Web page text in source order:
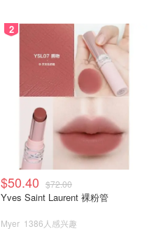
2
$50.40 $72.00
Yves Saint Laurent 裸粉管
Myer 1386人感兴趣